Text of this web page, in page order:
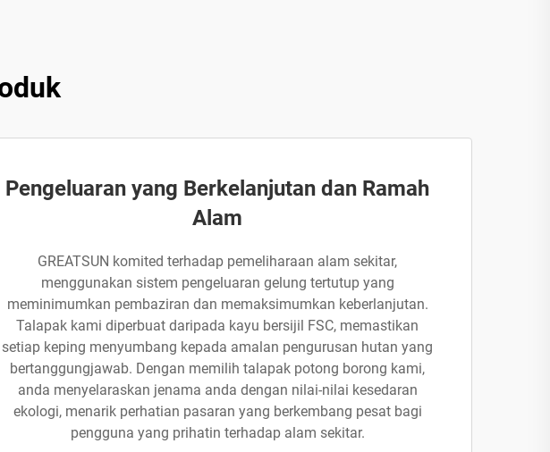
Pengeluaran yang Berkelanjutan dan Ramah
Alam
GREATSUN komited terhadap pemeliharaan alam sekitar,
menggunakan sistem pengeluaran gelung tertutup yang
meminimumkan pembaziran dan memaksimumkan keberlanjutan.
Talapak kami diperbuat daripada kayu bersijil FSC, memastikan
setiap keping menyumbang kepada amalan pengurusan hutan yang
bertanggungjawab. Dengan memilih talapak potong borong kami,
anda menyelaraskan jenama anda dengan nilai-nilai kesedaran
ekologi, menarik perhatian pasaran yang berkembang pesat bagi
pengguna yang prihatin terhadap alam sekitar.